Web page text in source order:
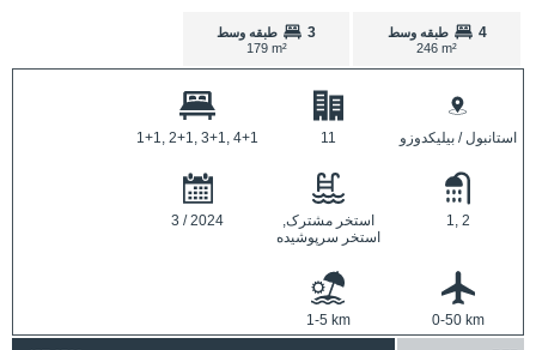
4
طبقه وسط
246 m²
3
طبقه وسط
179 m²
استانبول / بیلیکدوزو 11
1+1, 2+1, 3+1, 4+1
1, 2
استخر مشترک,
استخر سرپوشیده
3 / 2024
0-50 km
1-5 km